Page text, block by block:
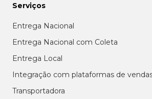
Serviços
Entrega Nacional
Entrega Nacional com Coleta
Entrega Local
Integração com plataformas de
Transportadora